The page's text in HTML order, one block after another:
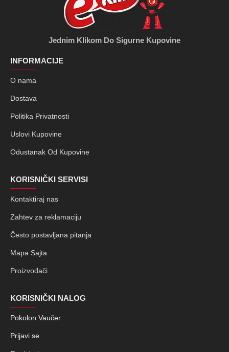
Jednim Klikom Do Sigurne Kupovine
INFORMACIJE
O nama
Dostava
Politika Privatnosti
Uslovi Kupovine
Odustanak Od Kupovine
KORISNIČKI SERVISI
Kontaktiraj nas
Zahtev za reklamaciju
Često postavljana pitanja
Mapa Sajta
Proizvođači
KORISNIČKI NALOG
Pokolon Vaučer
Prijavi se